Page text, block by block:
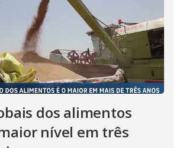
dos alimentos
nível em três